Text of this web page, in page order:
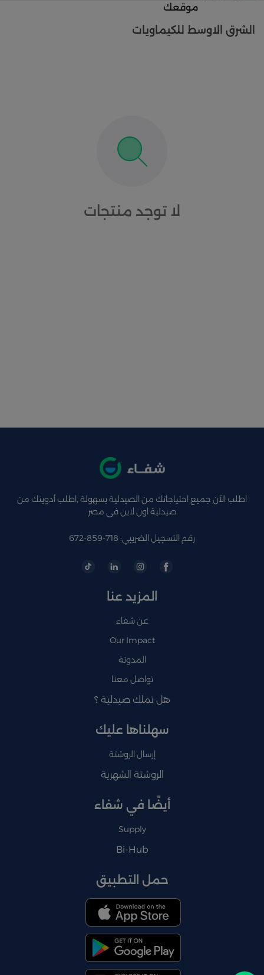
موقعك
الشرق الاوسط للكيماويات
لا توجد منتجات
اطلب الآن جميع احتياجاتك من الصيدلية بسهولة ,اطلب أدويتك من
صيدلية اون لاين فى مصر
رقم التسجيل الضريبي: 718-859-672
المزيد عنا
عن شفاء
Our Impact
المدونة
تواصل معنا
هل تملك صيدلية ؟
سهلناها عليك
إرسال الروشتة
الروشتة الشهرية
أيضًا في شفاء
Supply
Bi-Hub
حمل التطبيق